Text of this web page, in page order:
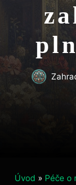
Úvod » Péče o